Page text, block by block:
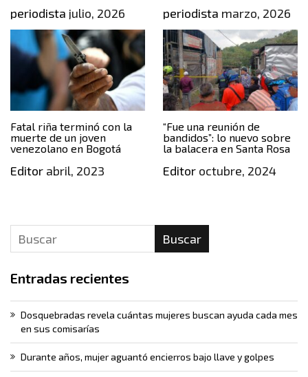
periodista julio, 2026 periodista marzo, 2026
Fatal riña terminó con la
muerte de un joven
venezolano en Bogotá
Editor abril, 2023
“Fue una reunión de
bandidos”: lo nuevo sobre
la balacera en Santa Rosa
Editoroctubre, 2024
Buscar
Entradas recientes
Dosquebradas revela cuántas mujeres buscan ayuda cada mes
en sus comisarías
Durante años, mujer aguantó encierros bajo llave y golpes